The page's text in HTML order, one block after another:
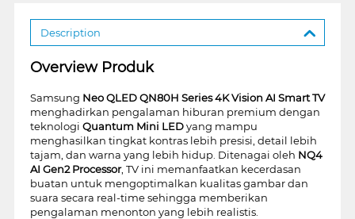
Description
Overview Produk
Samsung Neo QLED QN80H Series 4K Vision AI Smart TV
menghadirkan pengalaman hiburan premium dengan
teknologi Quantum Mini LEDyang mampu
menghasilkan tingkat kontras lebih presisi, detail lebih
tajam, dan warna yang lebih hidup. Ditenagai oleh NQ4
AI Gen2 Processor, TV ini memanfaatkan kecerdasan
buatan untuk mengoptimalkan kualitas gambar dan
suara secara real-time sehingga memberikan
pengalaman menonton yang lebih realistis.